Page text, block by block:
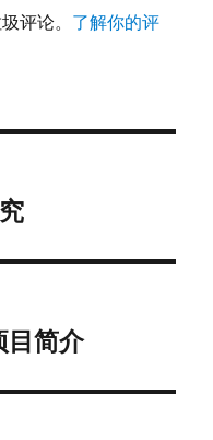
评论。 了解你的评
目简介